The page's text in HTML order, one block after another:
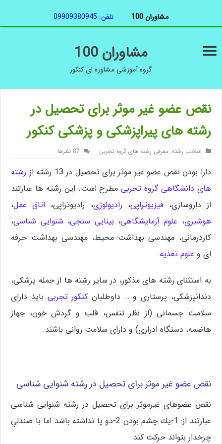
مشاوران 100
گروه آموزشی مشاوره ای کنکور
نقص عضو غیر موثر برای تحصیل در
رشته های پیراپزشکی و پزشکی کنکور
انتخاب رشته,معرفی رشته های گروه تجربی 87 نظرها
دارا بودن نقص عضو غیر موثر برای تحصیل در 13 رشته از
رشته
های دانشگاهی گروه تجربیمطرح است. این رشته ها عبارتند
از داروسازی،فیزیوتراپی، رادیولوژی، رادیوتراپی، اتاق عمل،
هوشبری، علوم آزمایشگاهی، بینایی سنجی، شنوایی شناسی،
کاردرمانی، مهندسی بهداشت محیط، مهندسی بهداشت حرفه
ای و علوم تغذیه.
به استثنای رشته های مذکور، در سایر رشته ها از جمله پزشکی،
دندانپزشکی، پرستاری و … داوطلبان کنکور تجربی باید دارای
سلامت جسمانی (از نظر تنفس، قلب و گردش خون، جهاز
هاضمه، دستگاه ادراری) و دارای سلامت روانی باشند.
نقص عضو غیر موثر برای تحصیل در رشته شنوایی شناسی
نقص عضوهای غیرموثر برای تحصیل در رشته شنوایی شناسی
عبارتند از: 1-يك چشم بودن 2-دو پا نداشته باشد اما با صندلي
چرخدار بتواند حرکت کند.
مشاوران 100 تلفن: 09909380945